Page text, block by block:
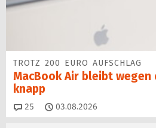
TROTZ 200 EURO AUFSCHLAG
MacBook Air bleibt
knapp
25 Kommentare
03.08.2026